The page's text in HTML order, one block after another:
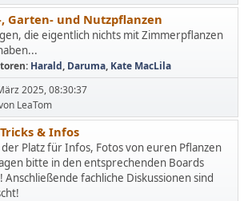
Garten- und Nutzpflanzen
die eigentlich nichts mit Zimmerpflanzen
Harald, Daruma, Kate MacLila
2025, 08:30:37
LeaTom
& Infos
Platz für Infos, Fotos von euren Pflanzen
bitte in den entsprechenden Boards
Anschließende fachliche Diskussionen sind